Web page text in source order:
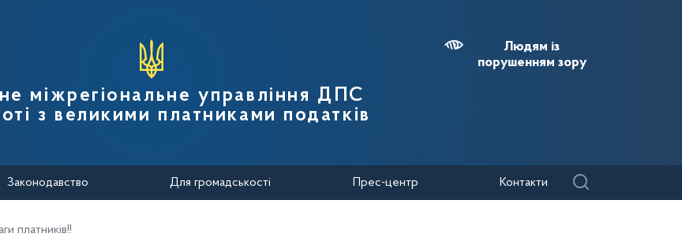
податкової служби України
міжрегіональне управління ДПС
з великими платниками податків
Людям із
порушенням зору
Законодавство Для громадськості Прес-центр Контакти
платників!!